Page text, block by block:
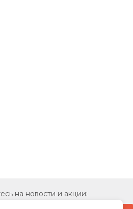
на новости и акции: